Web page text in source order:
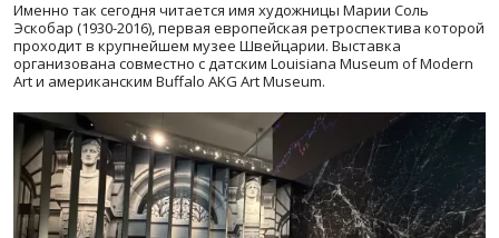
Именно так сегодня читается имя художницы Марии Соль
Эскобар (1930-2016), первая европейская ретроспектива которой
проходит в крупнейшем музее Швейцарии. Выставка
организована совместно с датским Louisiana Museum of Modern
Art и американским Buffalo AKG Art Museum.